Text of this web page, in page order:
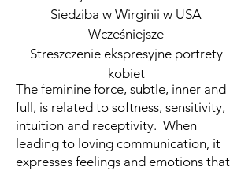
Siedziba w Wirginii w USA
Wcześniejsze
Streszczenie ekspresyjne portrety
kobiet
The feminine force, subtle, inner and
full, is related to softness, sensitivity,
intuition and receptivity. When
leading to loving communication, it
expresses feelings and emotions that